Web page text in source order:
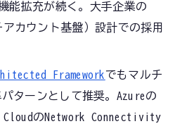
能拡充が続く。大手企業の
カウント基盤）設計での採用
Frameworkでもマルチ
ターンとして推奨。Azureの
CloudのNetwork Connectivity